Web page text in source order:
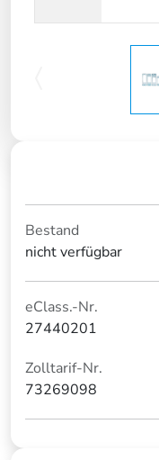
Bestand
nicht verfügbar
eClass.-Nr.
27440201
Zolltarif-Nr.
73269098